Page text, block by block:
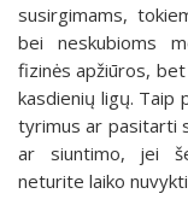
susirgimams,
bei neskubioms
fizinės apžiūros,
kasdienių ligų. Taip
tyrimus ar pasitarti
ar siuntimo, jei
neturite laiko